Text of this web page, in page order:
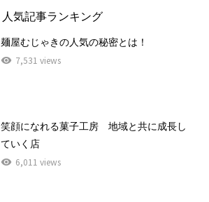
人気記事ランキング
麺屋むじゃきの人気の秘密とは！
7,531 views
笑顔になれる菓子工房 地域と共に成長し
ていく店
6,011 views